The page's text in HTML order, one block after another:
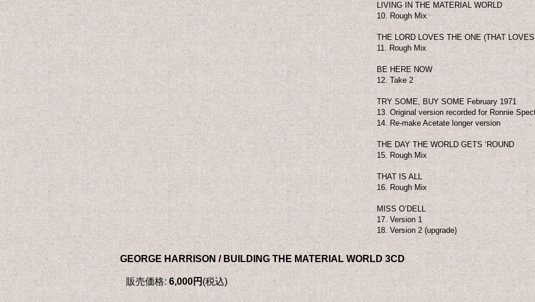
LIVING IN THE MATERIAL WORLD
10. Rough Mix
THE LORD LOVES THE ONE (THAT
11. Rough Mix
BE HERE NOW
12. Take 2
TRY SOME, BUY SOME February 1971
13. Original version recorded for Ronnie
14. Re-make Acetate longer version
THE DAY THE WORLD GETS ‘ROUND
15. Rough Mix
THAT IS ALL
16. Rough Mix
MISS O’DELL
17. Version 1
18. Version 2 (upgrade)
GEORGE HARRISON / BUILDING THE MATERIAL WORLD 3CD
販売価格: 6,000円(税込)